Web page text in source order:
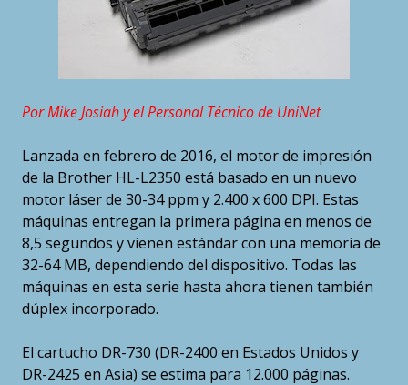
Por Mike Josiah y el Personal Técnico de UniNet
Lanzada en febrero de 2016, el motor de impresión
de la Brother HL-L2350 está basado en un nuevo
motor láser de 30-34 ppm y 2.400 x 600 DPI. Estas
máquinas entregan la primera página en menos de
8,5 segundos y vienen estándar con una memoria de
32-64 MB, dependiendo del dispositivo. Todas las
máquinas en esta serie hasta ahora tienen también
dúplex incorporado.
El cartucho DR-730 (DR-2400 en Estados Unidos y
DR-2425 en Asia) se estima para 12.000 páginas.